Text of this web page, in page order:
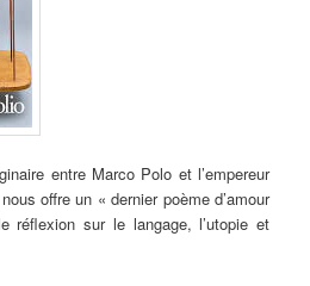
entre Marco Polo et l’empereur
offre un « dernier poème d’amour
réflexion sur le langage, l’utopie et